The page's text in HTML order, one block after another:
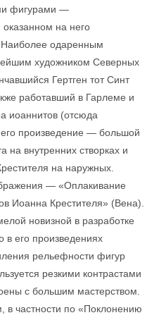
фигурами —
оказанном на него
Наиболее одаренным
художником Северных
Гертген тот Синт
работавший в Гарлеме и
иоаннитов (отсюда
произведение — большой
на внутренних створках и
на наружных.
— «Оплакивание
Иоанна Крестителя» (Вена).
новизной в разработке
в его произведениях
рельефности фигур
резкими контрастами
с большим мастерством.
в частности по «Поклонению